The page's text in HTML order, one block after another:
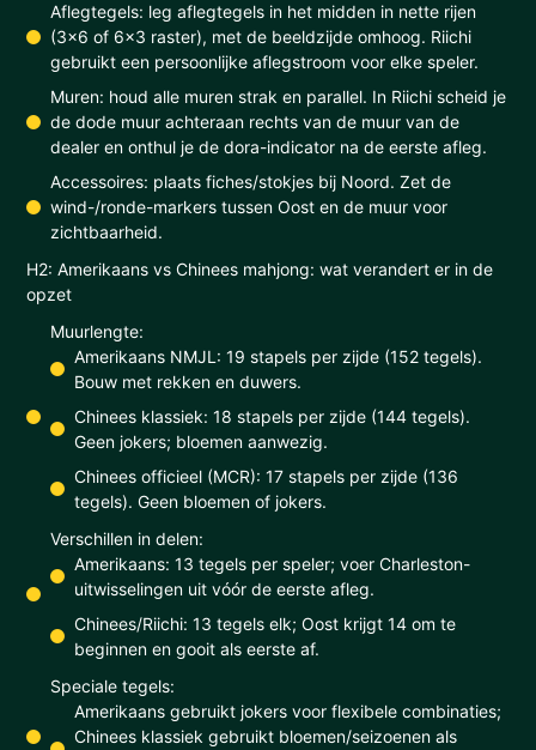
Aflegtegels: leg aflegtegels in het midden in nette rijen
(3x6 of 6x3 raster), met de beeldzijde omhoog. Riichi
gebruikt een persoonlijke aflegstroom voor elke speler.
Muren: houd alle muren strak en parallel. In Riichi scheid je
de dode muur achteraan rechts van de muur van de
dealer en onthul je de dora-indicator na de eerste afleg.
Accessoires: plaats fiches/stokjes bij Noord. Zet de
wind-/ronde-markers tussen Oost en de muur voor
zichtbaarheid.
H2: Amerikaans vs Chinees mahjong: wat verandert er in de
opzet
Muurlengte:
Amerikaans NMJL: 19 stapels per zijde (152 tegels).
Bouw met rekken en duwers.
Chinees klassiek: 18 stapels per zijde (144 tegels).
Geen jokers; bloemen aanwezig.
Chinees officieel (MCR): 17 stapels per zijde (136
tegels). Geen bloemen of jokers.
Verschillen in delen:
Amerikaans: 13 tegels per speler; voer Charleston-
uitwisselingen uit vóór de eerste afleg.
Chinees/Riichi: 13 tegels elk; Oost krijgt 14 om te
beginnen en gooit als eerste af.
Speciale tegels:
Amerikaans gebruikt jokers voor flexibele combinaties;
Chinees klassiek gebruikt bloemen/seizoenen als